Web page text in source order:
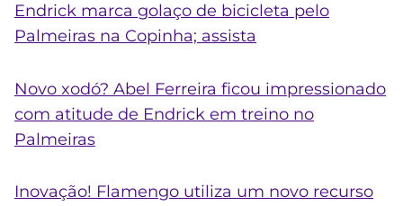
Endrick marca golaço de bicicleta pelo
Palmeiras na Copinha; assista
Novo xodó? Abel Ferreira ficou impressionado
com atitude de Endrick em treino no
Palmeiras
Inovação! Flamengo utiliza um novo recurso